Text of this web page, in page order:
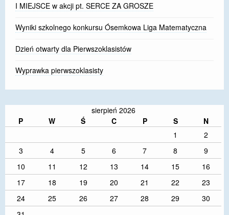
I MIEJSCE w akcji pt. SERCE ZA GROSZE
Wyniki szkolnego konkursu Ósemkowa Liga Matematyczna
Dzień otwarty dla Pierwszoklasistów
Wyprawka pierwszoklasisty
sierpień 2026
P
W Ś C P S
N
1
2
3
4 5 6 7 8
9
10
11 12 13 14 15
16
17
18 19 20 21 22
23
24
25 26 27 28 29
30